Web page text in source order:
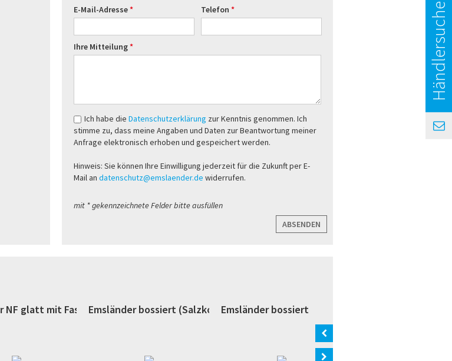
E-Mail-Adresse Telefon
Ihre Mitteilung
Ich habe die Datenschutzerklärung zur Kenntnis genommen. Ich
stimme zu, dass meine Angaben und Daten zur Beantwortung meiner
Anfrage elektronisch erhoben und gespeichert werden.
Hinweis: Sie können Ihre Einwilligung jederzeit für die Zukunft per E-
Mail an datenschutz@emslaender.de widerrufen.
mit * gekennzeichnete Felder bitte ausfüllen
ABSENDEN
NF glatt mit Fase weiß (Ibbenbüren)
Emsländer bossiert (Salzkotten)Emsländer bossiert (Marienfeld)
Händlersuche